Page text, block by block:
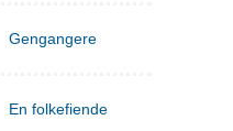
Gengangere
En folkefiende